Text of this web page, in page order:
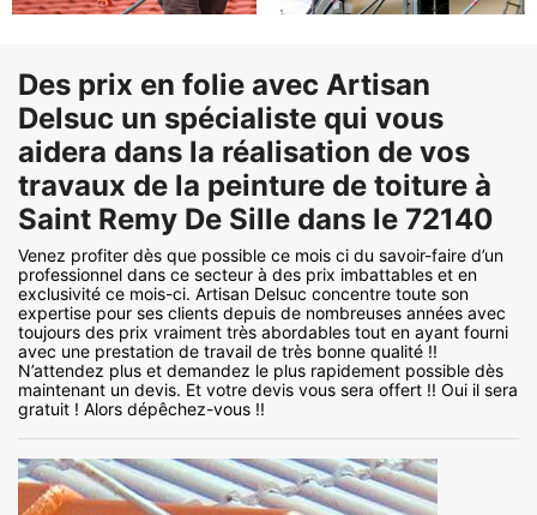
Des prix en folie avec Artisan
Delsuc un spécialiste qui vous
aidera dans la réalisation de vos
travaux de la peinture de toiture à
Saint Remy De Sille dans le 72140
Venez profiter dès que possible ce mois ci du savoir-faire d’un
professionnel dans ce secteur à des prix imbattables et en
exclusivité ce mois-ci. Artisan Delsuc concentre toute son
expertise pour ses clients depuis de nombreuses années avec
toujours des prix vraiment très abordables tout en ayant fourni
avec une prestation de travail de très bonne qualité !!
N’attendez plus et demandez le plus rapidement possible dès
maintenant un devis. Et votre devis vous sera offert !! Oui il sera
gratuit ! Alors dépêchez-vous !!